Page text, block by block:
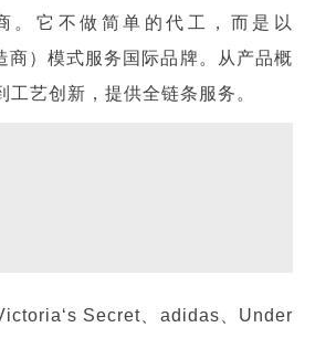
。它不做简单的代工，而是以
商）模式服务国际品牌。从产品概
工艺创新，提供全链条服务。
Secret、adidas、Under